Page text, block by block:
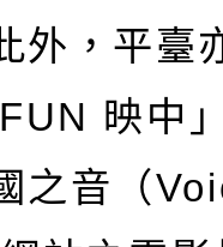
外，平臺
FUN 映中
之音（